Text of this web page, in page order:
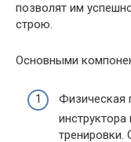
позволят им
строю.
Основными
Физическая